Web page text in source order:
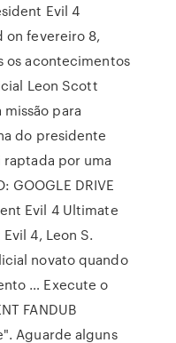
Evil 4
on fevereiro 8,
os acontecimentos
Leon Scott
para
do presidente
raptada por uma
GOOGLE DRIVE
Evil 4 Ultimate
4, Leon S.
novato quando
… Execute o
FANDUB
Aguarde alguns